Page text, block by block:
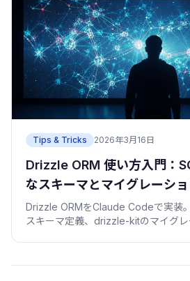
Tips & Tricks 2026年3月16日
Drizzle ORM 使い方入門：
なスキーマとマイグレーシ
Drizzle ORMをClaude Codeで実装
スキーマ定義、drizzle-kitのマイグレ